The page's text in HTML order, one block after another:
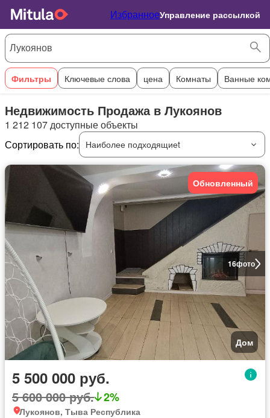
ИзбранноеУправление рассылкой
Фильтры Ключевые слова цена Комнаты Ванные
Недвижимость Продажа в Лукоянов
1 212 107 доступные объекты
Сортировать по:
Наиболее подходящиеt
16фото
Обновленный
Дом
5 500 000 руб.
5 600 000 руб. 2%
Лукоянов, Тыва Республика